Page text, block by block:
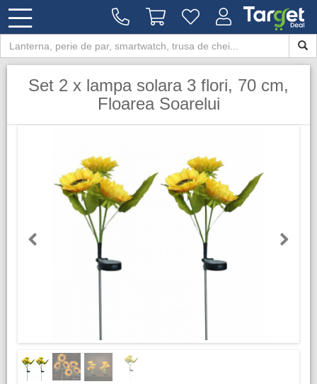
Set 2 x lampa solara 3 flori, 70 cm,
Floarea Soarelui